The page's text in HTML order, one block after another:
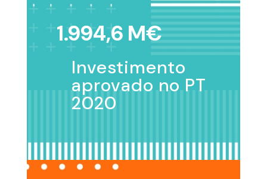
1.994,6 M€
Investimento
aprovado no PT
2020